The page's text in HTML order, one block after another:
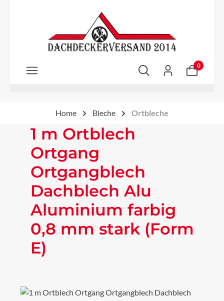
Zum Hauptinhalt springen
0
Home Bleche Ortbleche
1 m Ortblech
Ortgang
Ortgangblech
Dachblech Alu
Aluminium farbig
0,8 mm stark (Form
E)
Bildergalerie überspringen